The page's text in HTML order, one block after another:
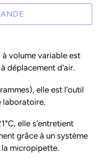
volume variable est
déplacement d'air.
elle est l'outil
laboratoire.
elle s'entretient
grâce à un système
micropipette.